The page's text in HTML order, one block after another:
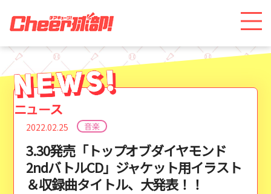
2022.02.25 音楽
3.30発売「トップオブダイヤモンド
2ndバトルCD」ジャケット用イラスト
＆収録曲タイトル、大発表！！